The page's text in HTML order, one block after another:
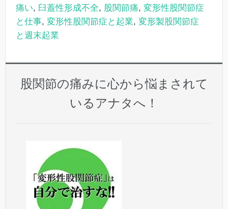
痛い, 臼蓋性形成不全, 股関節痛, 変形性股関節症
と仕事, 変形性股関節症と起業, 変形製股関節症
と週末起業
股関節の痛みに心から悩まされて
いるアナタへ！